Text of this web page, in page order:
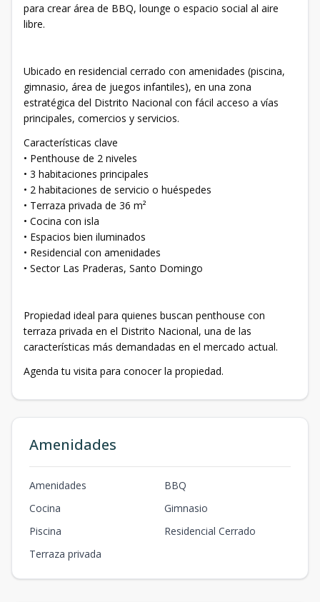
para crear área de BBQ, lounge o espacio social al aire
libre.
Ubicado en residencial cerrado con amenidades (piscina,
gimnasio, área de juegos infantiles), en una zona
estratégica del Distrito Nacional con fácil acceso a vías
principales, comercios y servicios.
Características clave
• Penthouse de 2 niveles
• 3 habitaciones principales
• 2 habitaciones de servicio o huéspedes
• Terraza privada de 36 m²
• Cocina con isla
• Espacios bien iluminados
• Residencial con amenidades
• Sector Las Praderas, Santo Domingo
Propiedad ideal para quienes buscan penthouse con
terraza privada en el Distrito Nacional, una de las
características más demandadas en el mercado actual.
Agenda tu visita para conocer la propiedad.
Amenidades
Amenidades
BBQ
Cocina
Gimnasio
Piscina
Residencial Cerrado
Terraza privada